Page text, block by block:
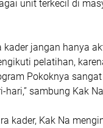
unit terkecil di
kader jangan hanya
pelatihan,
Pokoknya
sambung Kak
kader, Kak Na